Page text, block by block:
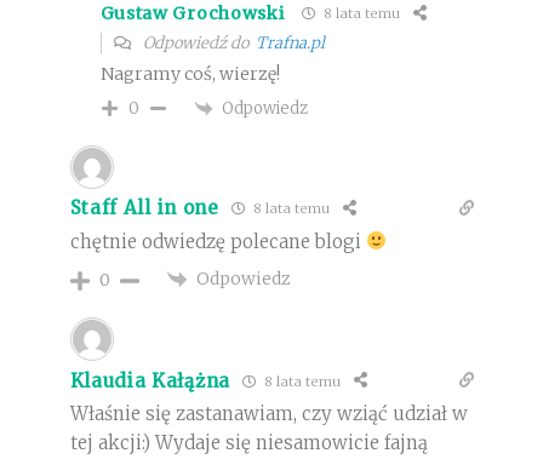
Gustaw Grochowski 8 lata temu
Odpowiedź do Trafna.pl
Nagramy coś, wierzę!
0 Odpowiedz
Staff All in one 8 lata temu
chętnie odwiedzę polecane blogi
0 Odpowiedz
Klaudia Kałążna 8 lata temu
Właśnie się zastanawiam, czy wziąć udział w
tej akcji:) Wydaje się niesamowicie fajną